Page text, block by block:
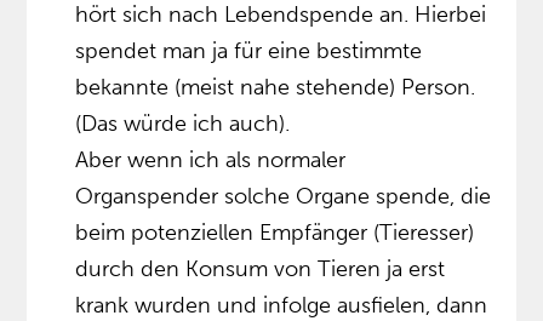
hört sich nach Lebendspende an. Hierbei
spendet man ja für eine bestimmte
bekannte (meist nahe stehende) Person.
(Das würde ich auch).
Aber wenn ich als normaler
Organspender solche Organe spende, die
beim potenziellen Empfänger (Tieresser)
durch den Konsum von Tieren ja erst
krank wurden und infolge ausfielen, dann